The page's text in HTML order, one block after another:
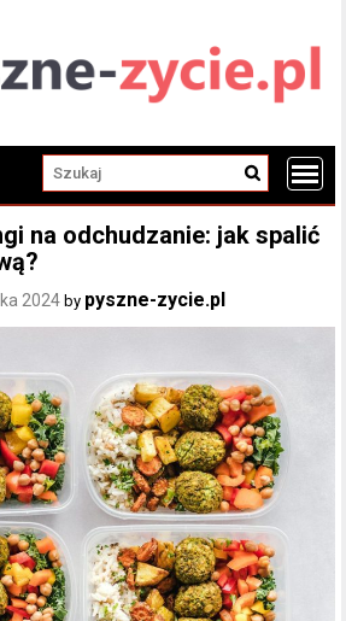
na odchudzanie: jak spalić
2024 by pyszne-zycie.pl